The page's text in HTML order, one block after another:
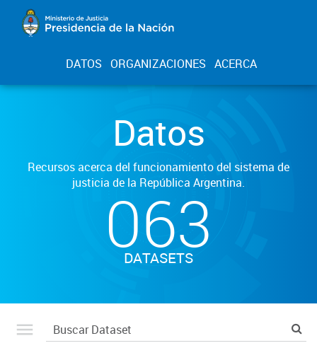
DATOS ORGANIZACIONES ACERCA
Datos
Recursos acerca del funcionamiento del sistema de
justicia de la República Argentina.
063
DATASETS